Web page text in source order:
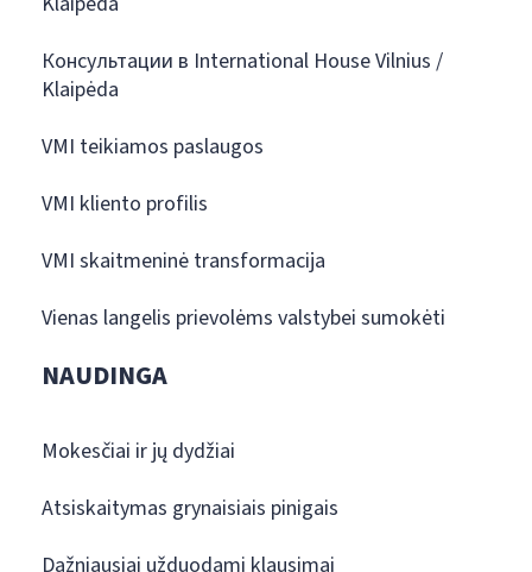
Консультации в International House Vilnius /
Klaipėda
VMI teikiamos paslaugos
VMI kliento profilis
VMI skaitmeninė transformacija
Vienas langelis prievolėms valstybei sumokėti
NAUDINGA
Mokesčiai ir jų dydžiai
Atsiskaitymas grynaisiais pinigais
Dažniausiai užduodami klausimai